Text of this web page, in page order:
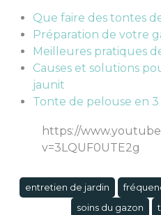
Que faire des tontes
Préparation de votre
Meilleures pratiques
Causes et solutions
jaunit
Tonte de pelouse en
https://
v=3LQUF0UTE2g
entretien de jardin
soins du gazon